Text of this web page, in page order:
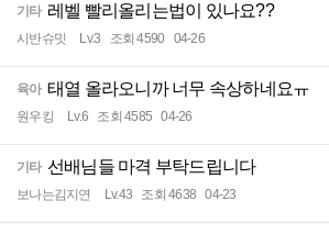
기타 레벨 빨리올리는법이 있나요??
시반슈밋 Lv.3 조회 4590 04-26
육아 태열 올라오니까 너무 속상하네요ㅠ
원우킹 Lv.6 조회 4585 04-26
기타 선배님들 마격 부탁드립니다
보나는김지연 Lv.43 조회 4638 04-23